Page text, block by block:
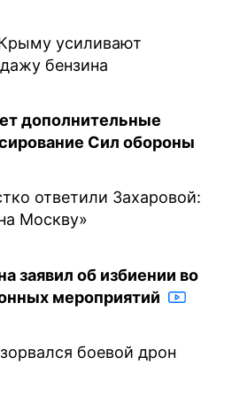
усиливают
бензина
дополнительные
Сил обороны
ответили Захаровой:
Москву»
заявил об избиении во
мероприятий
боевой дрон